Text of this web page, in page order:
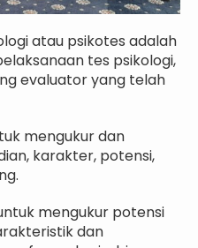
atau psikotes adalah
tes psikologi,
evaluator yang telah
mengukur dan
karakter, potensi,
mengukur potensi
dan